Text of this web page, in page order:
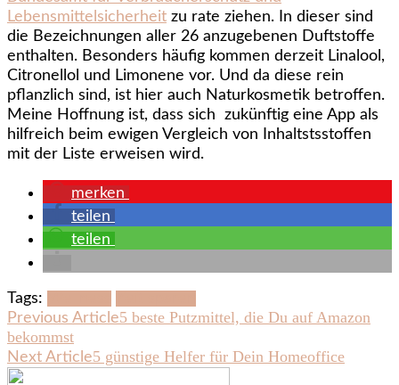
Lebensmittelsicherheit zu rate ziehen. In dieser sind
die Bezeichnungen aller 26 anzugebenen Duftstoffe
enthalten. Besonders häufig kommen derzeit Linalool,
Citronellol und Limonene vor. Und da diese rein
pflanzlich sind, ist hier auch Naturkosmetik betroffen.
Meine Hoffnung ist, dass sich zukünftig eine App als
hilfreich beim ewigen Vergleich von Inhaltstsstoffen
mit der Liste erweisen wird.
merken
teilen
teilen
Tags:
Post
Navigation
Previous Article5 beste Putzmittel, die Du auf Amazon
bekommst
Next Article5 günstige Helfer für Dein Homeoffice